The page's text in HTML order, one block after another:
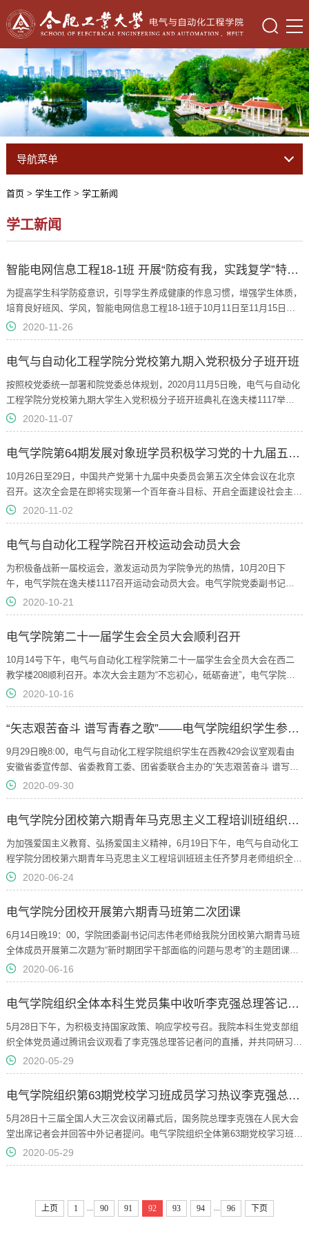
导航菜单
首页> 学生工作> 学工新闻
学工新闻
智能电网信息工程18-1班 开展“防疫有我，实践复学”特色团日活动
为提高学生科学防疫意识，引导学生养成健康的作息习惯，增强学生体质，
培育良好班风、学风，智能电网信息工程18-1班于10月11日至11月15日开
展“防疫有我，实践复学”特色团日活动，涵盖“线上学习锻炼打卡活动”和“防
疫小知识”一站到底知识竞赛。线上学习锻炼打卡月活动自10月11日开展以
来，受到了全体同学的积极响应。打卡月活动分为学习组和运动组，在日常
学习、锻炼中，由学生本人使用手机app记录下学习/锻炼的内容及时长...
2020-11-26
电气与自动化工程学院分党校第九期入党积极分子班开班
按照校党委统一部署和院党委总体规划，2020月11月5日晚，电气与自动化
工程学院分党校第九期大学生入党积极分子班开班典礼在逸夫楼1117举
行。院党委书记、分党校校长何岳颀和党委副书记兼纪委书记、分党校副校
长郑洁出席了典礼。开班典礼由2020级辅导员、分党校班主任左能主持，
会议开场后，全体起立并奏唱国歌；随后，党委副书记郑洁介绍了入党积极
分子培训班的培训计划和相关要求，让学员们全面了解培训的内容、形式和
重要纪律...
2020-11-07
电气学院第64期发展对象班学员积极学习党的十九届五中全会精神
10月26日至29日，中国共产党第十九届中央委员会第五次全体会议在北京
召开。这次全会是在即将实现第一个百年奋斗目标、开启全面建设社会主义
现代化国家新征程的时刻召开的一次十分重要的会议。电气与自动化工程学
院组织第64期发展对象班全体学员多渠道积极关注大会动态，学习和领悟党
的十九届五中全会精神，并结合自身实际畅谈感想体会。电气工程18-8班齐
飞燕同学说：“学习了中国共产党十九届中央委员会第五次全体会议公报
后，...
2020-11-02
电气与自动化工程学院召开校运动会动员大会
为积极备战新一届校运会，激发运动员为学院争光的热情，10月20日下
午，电气学院在逸夫楼1117召开运动会动员大会。电气学院党委副书记兼
纪委书记郑洁老师，相关年级辅导员出席会议，参加校2020年田径运动会
的全体运动员参会。大会伊始，学生会文体部部长胡飞汇报了校运会前期选
拔、训练工作开展情况，并结合往年的成绩确定今年校运会的目标。2020
级金康为同学代表新生运动员讲话，老运动员代表张庆一、钱成同学经验丰
富，从参赛...
2020-10-21
电气学院第二十一届学生会全员大会顺利召开
10月14号下午，电气与自动化工程学院第二十一届学生会全员大会在西二
教学楼208顺利召开。本次大会主题为“不忘初心，砥砺奋进”，电气学院党
委副书记兼纪委书记郑洁老师，电气学院团委书记、2019级辅导员邹佳莹
老师，电气学院学生会秘书长、2019级辅导员齐梦月老师，电气学院学生
会副秘书长、2020级辅导员刘志远老师以及电气学院主席团成员共同出席
了本次大会。大会在全体高唱中国共产主义青年团团歌《光荣啊，中国共青
团》的歌...
2020-10-16
“矢志艰苦奋斗 谱写青春之歌”——电气学院组织学生参与全省大学生同上一堂思政大课学习
9月29日晚8:00，电气与自动化工程学院组织学生在西教429会议室观看由
安徽省委宣传部、省委教育工委、团省委联合主办的“矢志艰苦奋斗 谱写青
春之歌”全省大学生同上一堂思政大课。本次思政大课采取线下录制、线上
播出的方式，旨在教育引导大学生自觉抵制铺张浪费之风，切实培养节约习
惯，在全社会营造浪费可耻、节约为荣的氛围。安徽省粮食和物资储备局粮
食储备处处长谢玉兴，安徽农业大学人文社会科学学院辅导员张旭念、省委
讲...
2020-09-30
电气学院分团校第六期青年马克思主义工程培训班组织线上自主实践活动
为加强爱国主义教育、弘扬爱国主义精神，6月19日下午，电气与自动化工
程学院分团校第六期青年马克思主义工程培训班班主任齐梦月老师组织全体
学员进行线上自主实践——参观“中华人民共和国 70 周年大型成就展”。展
览以“开辟和发展中国特色社会主义道路、建设社会主义现代化国家”为主
题，以编年体为时间主线，安排设计了“序厅”、“屹立东方”、“改革开放”、
“走向复兴”、“人间正道”5个部分。在展览条目和展品设计上，...
2020-06-24
电气学院分团校开展第六期青马班第二次团课
6月14日晚19：00，学院团委副书记闫志伟老师给我院分团校第六期青马班
全体成员开展第二次题为“新时期团学干部面临的问题与思考”的主题团课活
动。闫志伟老师以“七问团学干部”为引导，激发大家思考团学干部的内涵及
责任；他重点分析团学干部的基本素质和要求，加深大家对团学干部的认
知，同学们获益良多，深刻认识到团学干部在学生中起到的重要作用；随
后，闫老师对新时期高校团学干部所处逆境进行了具体分析，与同学们分享
如...
2020-06-16
电气学院组织全体本科生党员集中收听李克强总理答记者问
5月28日下午，为积极支持国家政策、响应学校号召。我院本科生党支部组
织全体党员通过腾讯会议观看了李克强总理答记者问的直播，并共同研习了
中央政治局常委汪洋在全国政协十三届三次会议闭幕会上的讲话，同时各位
党员...
2020-05-29
电气学院组织第63期党校学习班成员学习热议李克强总理答记者问
5月28日十三届全国人大三次会议闭幕式后，国务院总理李克强在人民大会
堂出席记者会并回答中外记者提问。电气学院组织全体第63期党校学习班成
员线上收听收看闭幕式和总理答记者问，深入学习领会“两会”精神，并结合
自...
2020-05-29
上页 1 ... 90 91 92 93 94 ... 96 下页